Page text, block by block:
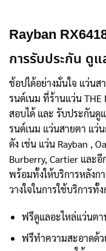
Rayban
การรับประกัน ดู
ช้อปได้อย่างมั่นใจ แว่น
รนด์เนม ที่ร้านแว่น
สอบได้ และ รับประกันดู
รนด์เนม แว่นสายตา แว่
ดัง เช่น แว่น Rayban ,
Burberry, Cartier และ
พร้อมทั้งให้บริการหลังก
วางใจในการใช้บริการทั้
ฟรีดูแลอะไหล่แว่นต
ฟรีทำความสะอาดด้ว